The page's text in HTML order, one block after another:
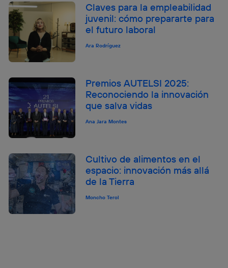
Claves para la empleabilidad
juvenil: cómo prepararte para
el futuro laboral
Ara Rodríguez
Premios AUTELSI 2025:
Reconociendo la innovación
que salva vidas
Ana Jara Montes
Cultivo de alimentos en el
espacio: innovación más allá
de la Tierra
Moncho Terol